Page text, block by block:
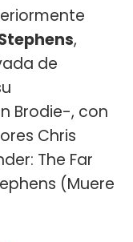
,
de
Brodie-, con
Chris
The Far
(Muere